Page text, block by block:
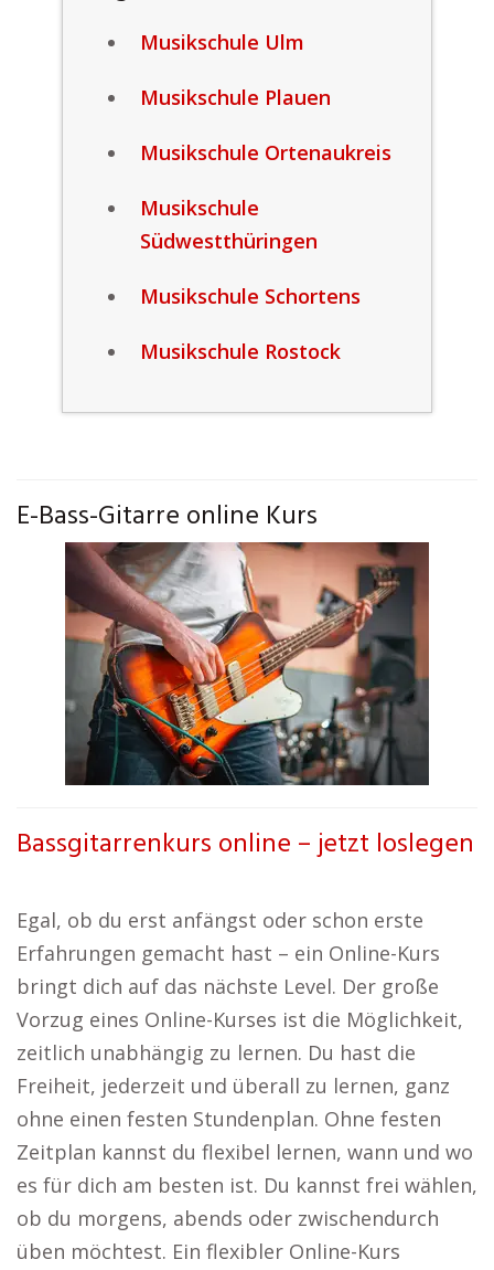
Musikschule Ulm
Musikschule Plauen
Musikschule Ortenaukreis
Musikschule
Südwestthüringen
Musikschule Schortens
Musikschule Rostock
E-Bass-Gitarre online Kurs
Bassgitarrenkurs online – jetzt loslegen
Egal, ob du erst anfängst oder schon erste
Erfahrungen gemacht hast – ein Online-Kurs
bringt dich auf das nächste Level. Der große
Vorzug eines Online-Kurses ist die Möglichkeit,
zeitlich unabhängig zu lernen. Du hast die
Freiheit, jederzeit und überall zu lernen, ganz
ohne einen festen Stundenplan. Ohne festen
Zeitplan kannst du flexibel lernen, wann und wo
es für dich am besten ist. Du kannst frei wählen,
ob du morgens, abends oder zwischendurch
üben möchtest. Ein flexibler Online-Kurs